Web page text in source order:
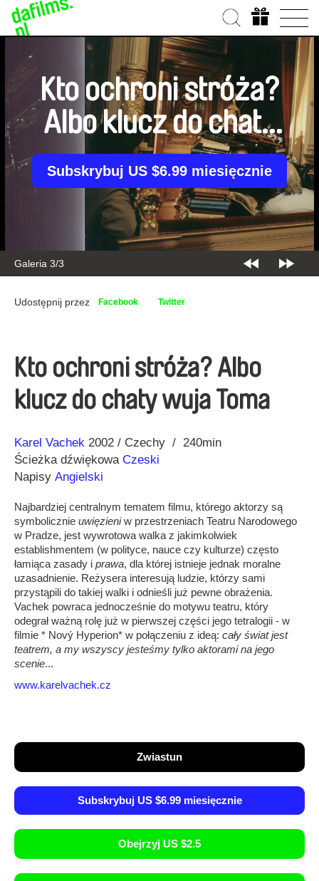
Galeria 3/3
Kto ochroni stróża?
Albo klucz do chaty
wuja Toma
Subskrybuj US $6.99 miesięcznie
Udostępnij przez Facebook Twitter
Kto ochroni stróża? Albo
klucz do chaty wuja Toma
Reżyseria
Karel Vachek
Rok 2002 Czechy
240min
Ścieżka dźwiękowa Czeski
Napisy Angielski
Najbardziej centralnym tematem filmu, którego aktorzy są
symbolicznie uwięzieniw przestrzeniach Teatru Narodowego
w Pradze, jest wywrotowa walka z jakimkolwiek
establishmentem (w polityce, nauce czy kulturze) często
łamiąca zasady i prawa, dla której istnieje jednak moralne
uzasadnienie. Reżysera interesują ludzie, którzy sami
przystąpili do takiej walki i odnieśli już pewne obrażenia.
Vachek powraca jednocześnie do motywu teatru, który
odegrał ważną rolę już w pierwszej części jego tetralogii - w
filmie * Nový Hyperion* w połączeniu z ideą: cały świat jest
teatrem, a my wszyscy jesteśmy tylko aktorami na jego
scenie...
www.karelvachek.cz
Zwiastun
Subskrybuj US $6.99 miesięcznie
Obejrzyj US $2.5